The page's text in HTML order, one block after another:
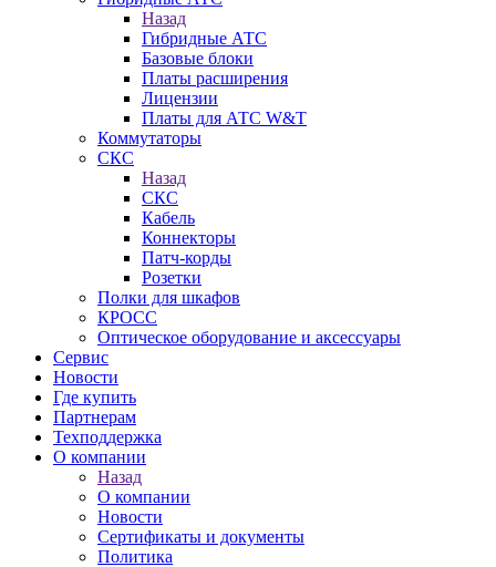
Назад
Гибридные АТС
Базовые блоки
Платы расширения
Лицензии
Платы для АТС W&T
Коммутаторы
СКС
Назад
СКС
Кабель
Коннекторы
Патч-корды
Розетки
Полки для шкафов
КРОСС
Оптическое оборудование и аксессуары
Сервис
Новости
Где купить
Партнерам
Техподдержка
О компании
Назад
О компании
Новости
Сертификаты и документы
Политика